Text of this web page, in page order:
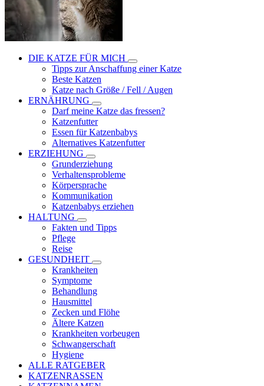
DIE KATZE FÜR MICH
Tipps zur Anschaffung einer Katze
Beste Katzen
Katze nach Größe / Fell / Augen
ERNÄHRUNG
Darf meine Katze das fressen?
Katzenfutter
Essen für Katzenbabys
Alternatives Katzenfutter
ERZIEHUNG
Grunderziehung
Verhaltensprobleme
Körpersprache
Kommunikation
Katzenbabys erziehen
HALTUNG
Fakten und Tipps
Pflege
Reise
GESUNDHEIT
Krankheiten
Symptome
Behandlung
Hausmittel
Zecken und Flöhe
Ältere Katzen
Krankheiten vorbeugen
Schwangerschaft
Hygiene
ALLE RATGEBER
KATZENRASSEN